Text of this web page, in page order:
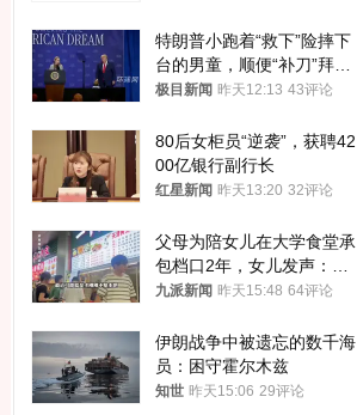
特朗普小跑着“救下”险摔下
台的男童，顺便“补刀”拜
登：“我可不想他像拜登一
极目新闻 昨天12:13 43评论
80后女柜员“逆袭”，获聘42
00亿银行副行长
红星新闻 昨天13:20 32评论
父母为陪女儿在大学食堂承
包档口2年，女儿发声：初
衷是为了陪伴，毕业后将不
九派新闻 昨天15:48 64评论
伊朗战争中被遗忘的数千海
员：困守霍尔木兹
知世 昨天15:06 29评论